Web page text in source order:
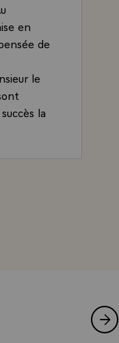
en
de
le
la
sont
talent.
Président de la